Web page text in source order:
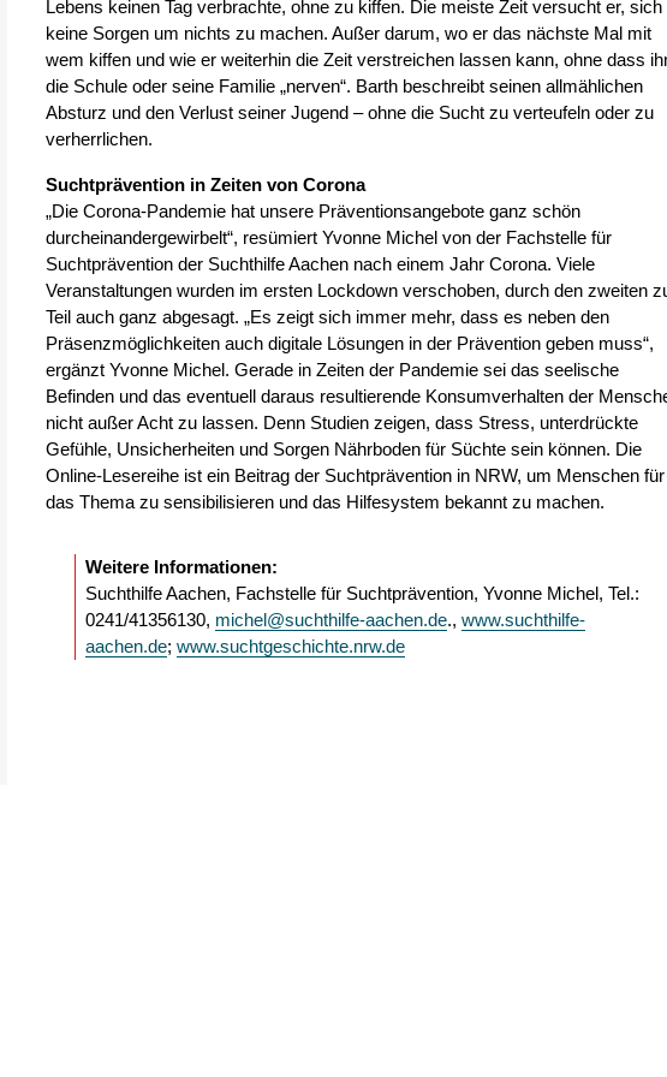
Lebens keinen Tag verbrachte, ohne zu kiffen. Die meiste Zeit versucht er, sich
keine Sorgen um nichts zu machen. Außer darum, wo er das nächste Mal mit
wem kiffen und wie er weiterhin die Zeit verstreichen lassen kann, ohne dass
die Schule oder seine Familie „nerven“. Barth beschreibt seinen allmählichen
Absturz und den Verlust seiner Jugend – ohne die Sucht zu verteufeln oder zu
verherrlichen.
Suchtprävention in Zeiten von Corona
„Die Corona-Pandemie hat unsere Präventionsangebote ganz schön
durcheinandergewirbelt“, resümiert Yvonne Michel von der Fachstelle für
Suchtprävention der Suchthilfe Aachen nach einem Jahr Corona. Viele
Veranstaltungen wurden im ersten Lockdown verschoben, durch den zweiten
Teil auch ganz abgesagt. „Es zeigt sich immer mehr, dass es neben den
Präsenzmöglichkeiten auch digitale Lösungen in der Prävention geben muss“,
ergänzt Yvonne Michel. Gerade in Zeiten der Pandemie sei das seelische
Befinden und das eventuell daraus resultierende Konsumverhalten der
nicht außer Acht zu lassen. Denn Studien zeigen, dass Stress, unterdrückte
Gefühle, Unsicherheiten und Sorgen Nährboden für Süchte sein können. Die
Online-Lesereihe ist ein Beitrag der Suchtprävention in NRW, um Menschen für
das Thema zu sensibilisieren und das Hilfesystem bekannt zu machen.
Weitere Informationen:
Suchthilfe Aachen, Fachstelle für Suchtprävention, Yvonne Michel, Tel.:
0241/41356130, michel@suchthilfe-aachen.de., www.suchthilfe-
aachen.de; www.suchtgeschichte.nrw.de